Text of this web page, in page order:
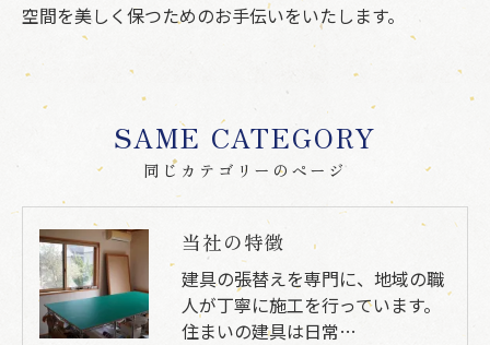
空間を美しく保つためのお手伝いをいたします。
同じカテゴリーのページ
SAME CATEGORY
当社の特徴
建具の張替えを専門に、地域の職
人が丁寧に施工を行っています。
住まいの建具は日常…